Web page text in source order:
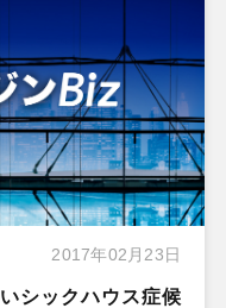
2017年02月23日
シックハウス症候